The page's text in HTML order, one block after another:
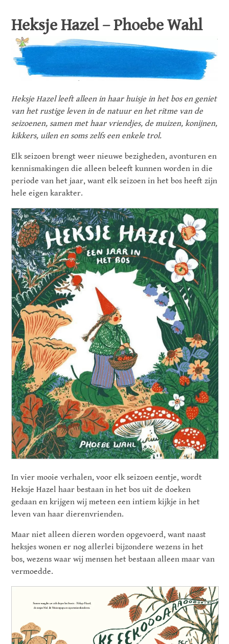
Heksje Hazel – Phoebe Wahl
Heksje Hazel leeft alleen in haar huisje in het bos en geniet
van het rustige leven in de natuur en het ritme van de
seizoenen, samen met haar vriendjes, de muizen, konijnen,
kikkers, uilen en soms zelfs een enkele trol.
Elk seizoen brengt weer nieuwe bezigheden, avonturen en
kennismakingen die alleen beleeft kunnen worden in die
periode van het jaar, want elk seizoen in het bos heeft zijn
hele eigen karakter.
In vier mooie verhalen, voor elk seizoen eentje, wordt
Heksje Hazel haar bestaan in het bos uit de doeken
gedaan en krijgen wij meteen een intiem kijkje in het
leven van haar dierenvrienden.
Maar niet alleen dieren worden opgevoerd, want naast
heksjes wonen er nog allerlei bijzondere wezens in het
bos, wezens waar wij mensen het bestaan alleen maar van
vermoedde.